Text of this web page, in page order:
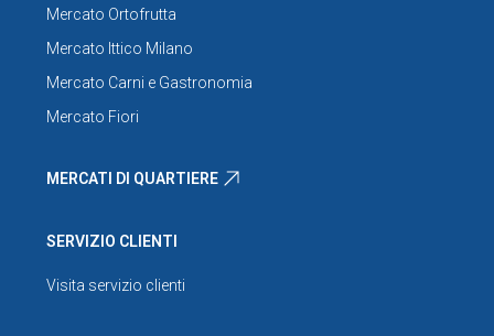
Mercato Ortofrutta
Mercato Ittico Milano
Mercato Carni e Gastronomia
Mercato Fiori
MERCATI DI QUARTIERE
SERVIZIO CLIENTI
Visita servizio clienti